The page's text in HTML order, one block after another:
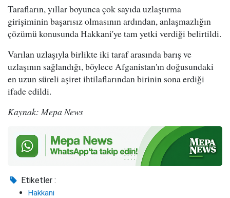
Tarafların, yıllar boyunca çok sayıda uzlaştırma
girişiminin başarısız olmasının ardından, anlaşmazlığın
çözümü konusunda Hakkani'ye tam yetki verdiği belirtildi.
Varılan uzlaşıyla birlikte iki taraf arasında barış ve
uzlaşının sağlandığı, böylece Afganistan'ın doğusundaki
en uzun süreli aşiret ihtilaflarından birinin sona erdiği
ifade edildi.
Kaynak: Mepa News
Etiketler :
Hakkani